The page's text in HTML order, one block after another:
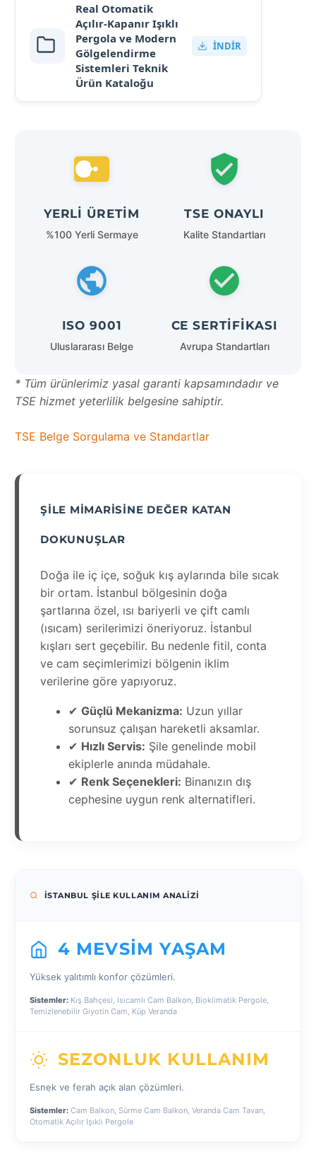
Real Otomatik
Açılır-Kapanır Işıklı
Pergola ve Modern
Gölgelendirme
Sistemleri Teknik
Ürün Kataloğu
İNDIR
YERLI ÜRETIM
%100 Yerli Sermaye
TSE ONAYLI
Kalite Standartları
ISO 9001
Uluslararası Belge
CE SERTIFIKASI
Avrupa Standartları
* Tüm ürünlerimiz yasal garanti kapsamındadır ve
TSE hizmet yeterlilik belgesine sahiptir.
TSE Belge Sorgulama ve Standartlar
ŞILE MIMARISINE DEĞER KATAN
DOKUNUŞLAR
Doğa ile iç içe, soğuk kış aylarında bile sıcak
bir ortam. İstanbul bölgesinin doğa
şartlarına özel, ısı bariyerli ve çift camlı
(ısıcam) serilerimizi öneriyoruz. İstanbul
kışları sert geçebilir. Bu nedenle fitil, conta
ve cam seçimlerimizi bölgenin iklim
verilerine göre yapıyoruz.
✔ Güçlü Mekanizma: Uzun yıllar
sorunsuz çalışan hareketli aksamlar.
✔ Hızlı Servis: Şile genelinde mobil
ekiplerle anında müdahale.
✔ Renk Seçenekleri: Binanızın dış
cephesine uygun renk alternatifleri.
İSTANBUL ŞILE KULLANIM ANALIZI
4 MEVSIM YAŞAM
Yüksek yalıtımlı konfor çözümleri.
Sistemler: Kış Bahçesi, Isıcamlı Cam Balkon, Bioklimatik Pergole,
Temizlenebilir Giyotin Cam, Küp Veranda
SEZONLUK KULLANIM
Esnek ve ferah açık alan çözümleri.
Sistemler: Cam Balkon, Sürme Cam Balkon, Veranda Cam Tavan,
Otomatik Açılır Işıklı Pergole